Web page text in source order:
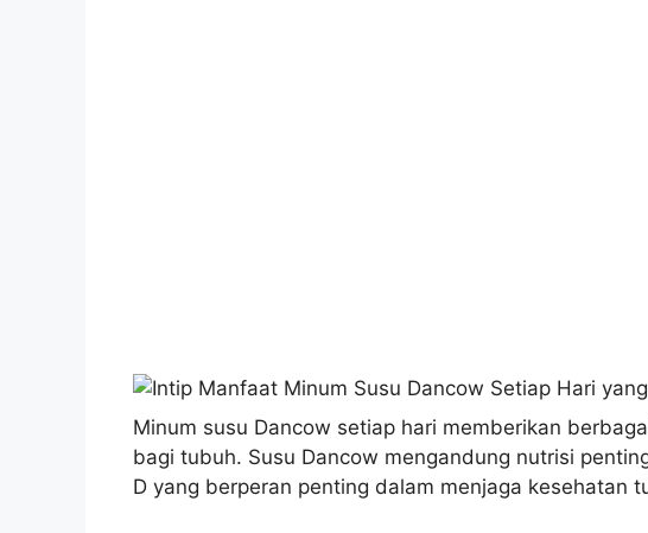
Minum susu Dancow setiap hari memberikan
bagi tubuh. Susu Dancow mengandung nutrisi
D yang berperan penting dalam menjaga kesehatan